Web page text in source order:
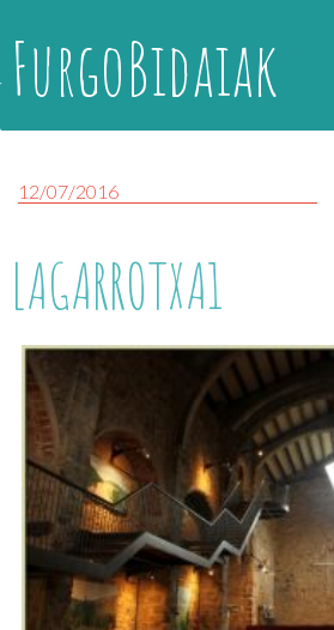
FurgoBidaiak
12/07/2016
LAGARROTXA1